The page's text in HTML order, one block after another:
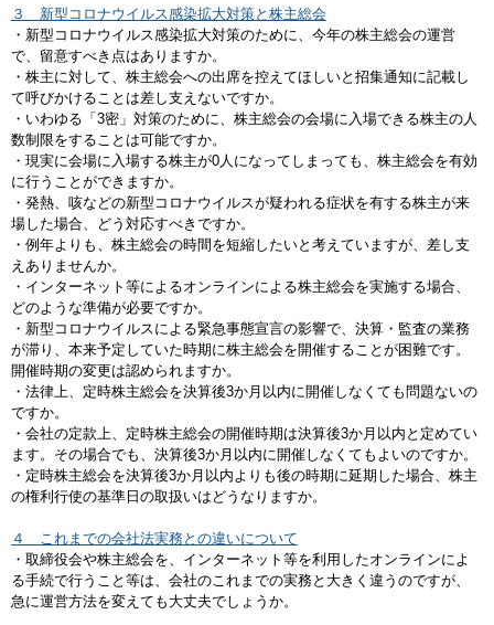
３ 新型コロナウイルス感染拡大対策と株主総会
・新型コロナウイルス感染拡大対策のために、今年の株主総会の運営
で、留意すべき点はありますか。
・株主に対して、株主総会への出席を控えてほしいと招集通知に記載し
て呼びかけることは差し支えないですか。
・いわゆる「3密」対策のために、株主総会の会場に入場できる株主の人
数制限をすることは可能ですか。
・現実に会場に入場する株主が0人になってしまっても、株主総会を有効
に行うことができますか。
・発熱、咳などの新型コロナウイルスが疑われる症状を有する株主が来
場した場合、どう対応すべきですか。
・例年よりも、株主総会の時間を短縮したいと考えていますが、差し支
えありませんか。
・インターネット等によるオンラインによる株主総会を実施する場合、
どのような準備が必要ですか。
・新型コロナウイルスによる緊急事態宣言の影響で、決算・監査の業務
が滞り、本来予定していた時期に株主総会を開催することが困難です。
開催時期の変更は認められますか。
・法律上、定時株主総会を決算後3か月以内に開催しなくても問題ないの
ですか。
・会社の定款上、定時株主総会の開催時期は決算後3か月以内と定めてい
ます。その場合でも、決算後3か月以内に開催しなくてもよいのですか。
・定時株主総会を決算後3か月以内よりも後の時期に延期した場合、株主
の権利行使の基準日の取扱いはどうなりますか。
４ これまでの会社法実務との違いについて
・取締役会や株主総会を、インターネット等を利用したオンラインによ
る手続で行うこと等は、会社のこれまでの実務と大きく違うのですが、
急に運営方法を変えても大丈夫でしょうか。